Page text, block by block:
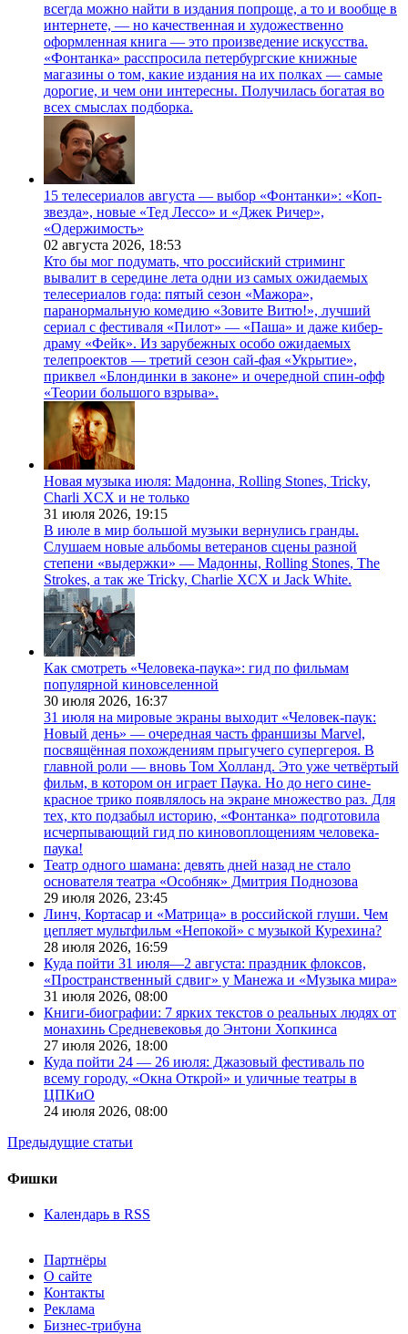
всегда можно найти в издания попроще, а то и вообще в
интернете, — но качественная и художественно
оформленная книга — это произведение искусства.
«Фонтанка» расспросила петербургские книжные
магазины о том, какие издания на их полках — самые
дорогие, и чем они интересны. Получилась богатая во
всех смыслах подборка.
15 телесериалов августа — выбор «Фонтанки»: «Коп-
звезда», новые «Тед Лессо» и «Джек Ричер»,
«Одержимость»
02 августа 2026, 18:53
Кто бы мог подумать, что российский стриминг
вывалит в середине лета одни из самых ожидаемых
телесериалов года: пятый сезон «Мажора»,
паранормальную комедию «Зовите Витю!», лучший
сериал с фестиваля «Пилот» — «Паша» и даже кибер-
драму «Фейк». Из зарубежных особо ожидаемых
телепроектов — третий сезон сай-фая «Укрытие»,
приквел «Блондинки в законе» и очередной спин-офф
«Теории большого взрыва».
Новая музыка июля: Мадонна, Rolling Stones, Tricky,
Charli XCX и не только
31 июля 2026, 19:15
В июле в мир большой музыки вернулись гранды.
Слушаем новые альбомы ветеранов сцены разной
степени «выдержки» — Мадонны, Rolling Stones, The
Strokes, а так же Tricky, Charlie XCX и Jack White.
Как смотреть «Человека-паука»: гид по фильмам
популярной киновселенной
30 июля 2026, 16:37
31 июля на мировые экраны выходит «Человек-паук:
Новый день» — очередная часть франшизы Marvel,
посвящённая похождениям прыгучего супергероя. В
главной роли — вновь Том Холланд. Это уже четвёртый
фильм, в котором он играет Паука. Но до него сине-
красное трико появлялось на экране множество раз. Для
тех, кто подзабыл историю, «Фонтанка» подготовила
исчерпывающий гид по киновоплощениям человека-
паука!
Театр одного шамана: девять дней назад не стало
основателя театра «Особняк» Дмитрия Поднозова
29 июля 2026, 23:45
Линч, Кортасар и «Матрица» в российской глуши. Чем
цепляет мультфильм «Непокой» с музыкой Курехина?
28 июля 2026, 16:59
Куда пойти 31 июля—2 августа: праздник флоксов,
«Пространственный сдвиг» у Манежа и «Музыка мира»
31 июля 2026, 08:00
Книги-биографии: 7 ярких текстов о реальных людях от
монахинь Средневековья до Энтони Хопкинса
27 июля 2026, 18:00
Куда пойти 24 — 26 июля: Джазовый фестиваль по
всему городу, «Окна Открой» и уличные театры в
ЦПКиО
24 июля 2026, 08:00
Предыдущие статьи
Фишки
Календарь в RSS
Партнёры
О сайте
Контакты
Реклама
Бизнес-трибуна